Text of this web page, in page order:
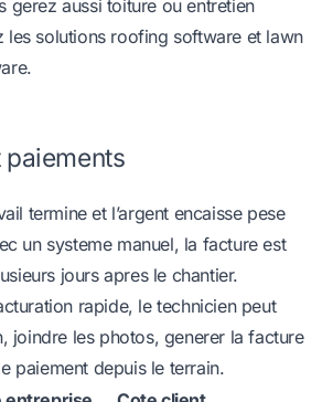
gerez aussi toiture ou entretien
les solutions roofing software et lawn
.
paiements
termine et l’argent encaisse pese
un systeme manuel, la facture est
jours apres le chantier.
rapide, le technicien peut
joindre les photos, generer la facture
paiement depuis le terrain.